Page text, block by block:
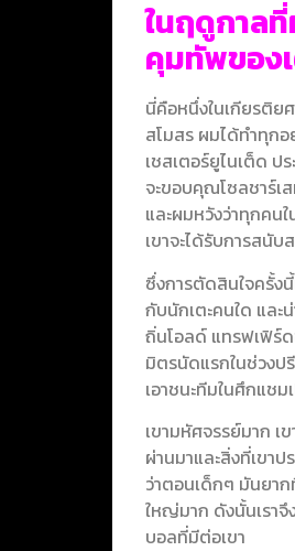
ในฤดูกาล
คุมทัพของ
นี่คือหนึ่งในเกียรติ
สโมสร ผมได้ทำทุก
เชสเตอร์ยูไนเต็ด ป
จะขอบคุณโซลชาร์
และผมหวังว่าทุกคน
เขาจะได้รับการสนั
ซึ่งการตัดสินใจครั้ง
กับนักเตะคนใด และ
ถิ่นโอลด์ แทรฟเฟิร์
มิตรนัดแรกในช่วงป
เอาชนะทีมในศึกแช
เขามหัศจรรย์มาก
ผ่านมาและสิ่งที่เขาป
ว่าตอนเด็กๆ มันยาก
ใหญ่มาก ดังนั้นเรา
บอลที่มีต่อเขา